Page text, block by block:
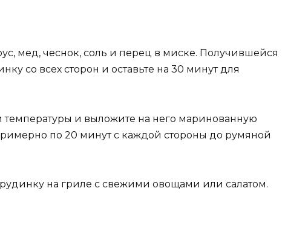
мед, чеснок, соль и перец в миске. Получившейся
со всех сторон и оставьте на 30 минут для
температуры и выложите на него маринованную
по 20 минут с каждой стороны до румяной
на гриле с свежими овощами или салатом.